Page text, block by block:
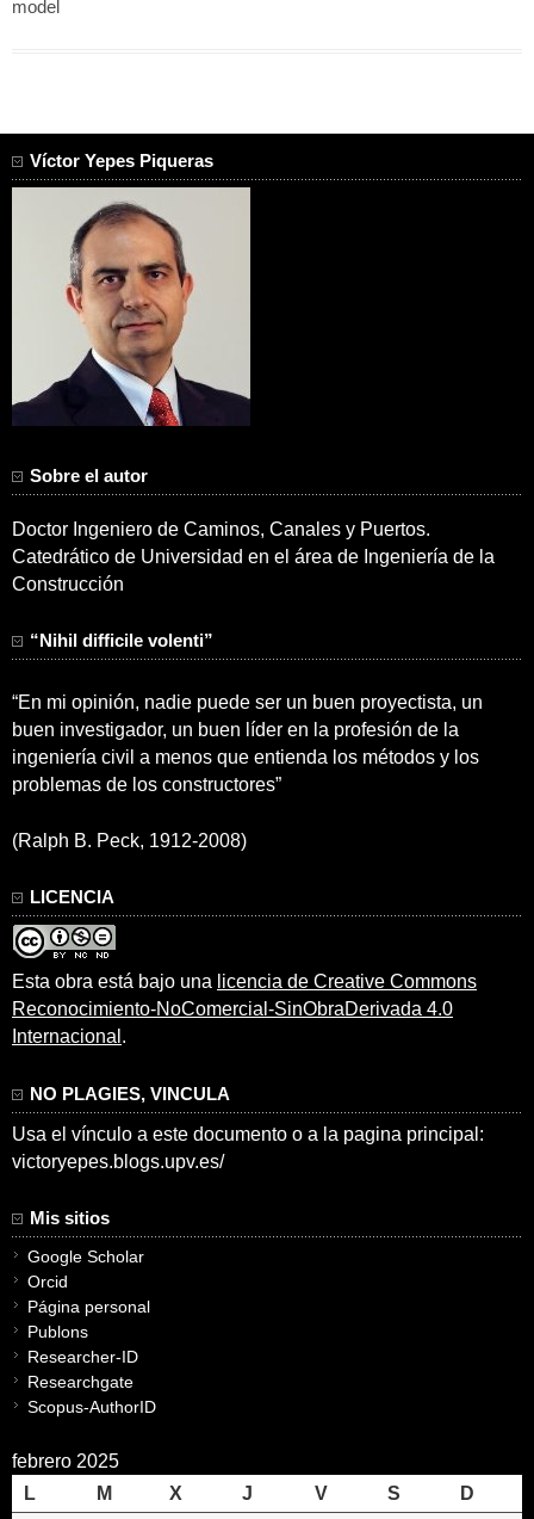
model
Víctor Yepes Piqueras
Sobre el autor
Doctor Ingeniero de Caminos, Canales y Puertos.
Catedrático de Universidad en el área de Ingeniería de la
Construcción
“Nihil difficile volenti”
“En mi opinión, nadie puede ser un buen proyectista, un
buen investigador, un buen líder en la profesión de la
ingeniería civil a menos que entienda los métodos y los
problemas de los constructores”
(Ralph B. Peck, 1912-2008)
LICENCIA
Esta obra está bajo una licencia de Creative Commons
Reconocimiento-NoComercial-SinObraDerivada 4.0
Internacional .
NO PLAGIES, VINCULA
Usa el vínculo a este documento o a la pagina principal:
victoryepes.blogs.upv.es/
Mis sitios
Google Scholar
Orcid
Página personal
Publons
Researcher-ID
Researchgate
Scopus-AuthorID
febrero 2025
L
M X J V S
D